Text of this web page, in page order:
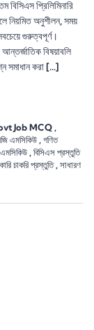
প্রিলিমিনারি
নিয়মিত অনুশীলন, সময়
গুরুত্বপূর্ণ।
আন্তর্জাতিক বিষয়াবলি
সমাধান করা […]
Job MCQ ,
এমসিকিউ , গণিত
, বিসিএস প্রস্তুতি
চাকরি প্রস্তুতি, সাধারণ